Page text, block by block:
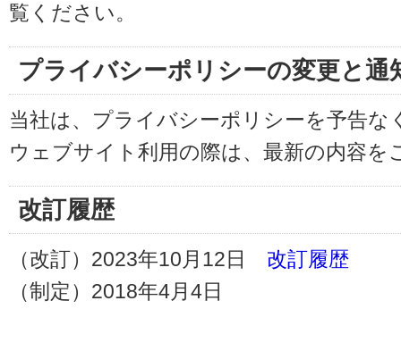
覧ください。
プライバシーポリシーの変更と通
当社は、プライバシーポリシーを予告
ウェブサイト利用の際は、最新の内容を
改訂履歴
（改訂）2023年10月12日 改訂履歴
（制定）2018年4月4日